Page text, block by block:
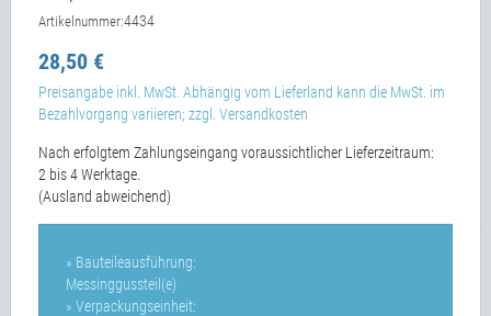
Artikelnummer:4434
28,50 €
Preisangabe inkl. MwSt. Abhängig vom Lieferland kann die MwSt. im
Bezahlvorgang variieren; zzgl. Versandkosten
Nach erfolgtem Zahlungseingang voraussichtlicher Lieferzeitraum:
2 bis 4 Werktage.
(Ausland abweichend)
» Bauteileausführung:
Messinggussteil(e)
» Verpackungseinheit: